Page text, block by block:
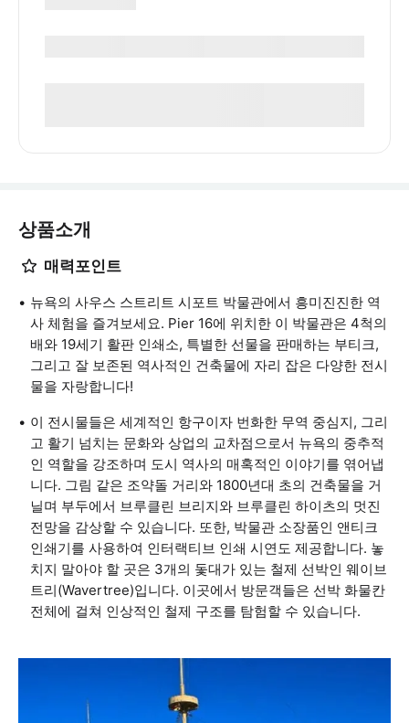
상품소개
매력포인트
뉴욕의 사우스 스트리트 시포트 박물관에서 흥미진진한 역
사 체험을 즐겨보세요. Pier 16에 위치한 이 박물관은 4척의
배와 19세기 활판 인쇄소, 특별한 선물을 판매하는 부티크,
그리고 잘 보존된 역사적인 건축물에 자리 잡은 다양한 전시
물을 자랑합니다!
이 전시물들은 세계적인 항구이자 번화한 무역 중심지, 그리
고 활기 넘치는 문화와 상업의 교차점으로서 뉴욕의 중추적
인 역할을 강조하며 도시 역사의 매혹적인 이야기를 엮어냅
니다. 그림 같은 조약돌 거리와 1800년대 초의 건축물을 거
닐며 부두에서 브루클린 브리지와 브루클린 하이츠의 멋진
전망을 감상할 수 있습니다. 또한, 박물관 소장품인 앤티크
인쇄기를 사용하여 인터랙티브 인쇄 시연도 제공합니다. 놓
치지 말아야 할 곳은 3개의 돛대가 있는 철제 선박인 웨이브
트리(Wavertree)입니다. 이곳에서 방문객들은 선박 화물칸
전체에 걸쳐 인상적인 철제 구조를 탐험할 수 있습니다.